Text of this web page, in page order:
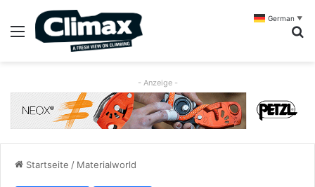
Menü
- Anzeige -
Startseite / Materialworld
German ▼